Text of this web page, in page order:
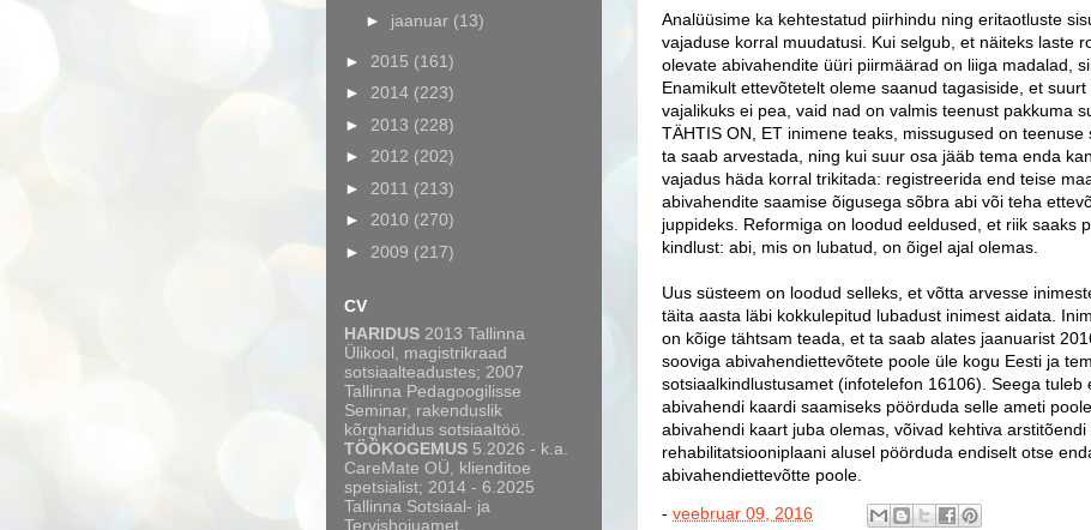
Analüüsime ka kehtestatud piirhindu ning eritaotluste
vajaduse korral muudatusi. Kui selgub, et näiteks laste
olevate abivahendite üüri piirmäärad on liiga madalad,
Enamikult ettevõtetelt oleme saanud tagasiside, et
vajalikuks ei pea, vaid nad on valmis teenust pakkuma
TÄHTIS ON, ET inimene teaks, missugused on teenuse
ta saab arvestada, ning kui suur osa jääb tema enda
vajadus häda korral trikitada: registreerida end teise
abivahendite saamise õigusega sõbra abi või teha
juppideks. Reformiga on loodud eeldused, et riik saaks
kindlust: abi, mis on lubatud, on õigel ajal olemas.
Uus süsteem on loodud selleks, et võtta arvesse
täita aasta läbi kokkulepitud lubadust inimest aidata.
on kõige tähtsam teada, et ta saab alates jaanuarist
sooviga abivahendiettevõtete poole üle kogu Eesti ja
sotsiaalkindlustusamet (infotelefon 16106). Seega tuleb
abivahendi kaardi saamiseks pöörduda selle ameti
abivahendi kaart juba olemas, võivad kehtiva arstitõendi
rehabilitatsiooniplaani alusel pöörduda endiselt otse
abivahendiettevõtte poole.
- veebruar 09, 2016
► jaanuar (13)
► 2015 (161)
► 2014 (223)
► 2013 (228)
► 2012 (202)
► 2011 (213)
► 2010 (270)
► 2009 (217)
CV
HARIDUS 2013 Tallinna
Ülikool, magistrikraad
sotsiaalteadustes; 2007
Tallinna Pedagoogilisse
Seminar, rakenduslik
kõrgharidus sotsiaaltöö.
TÖÖKOGEMUS 5.2026 - k.a.
CareMate OÜ, klienditoe
spetsialist; 2014 - 6.2025
Tallinna Sotsiaal- ja
Tervishoiuamet,